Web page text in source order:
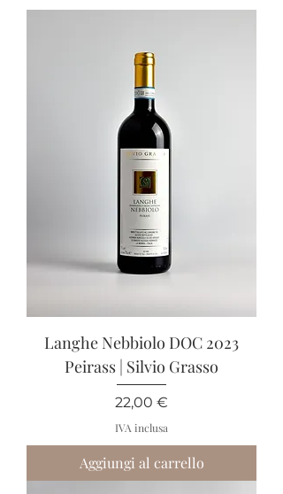
Langhe Nebbiolo DOC 2023
Peirass | Silvio Grasso
Prezzo
22,00 €
IVA inclusa
Aggiungi al carrello